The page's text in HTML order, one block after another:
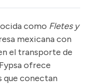
como Fletes y
mexicana con
el transporte de
ofrece
que conectan